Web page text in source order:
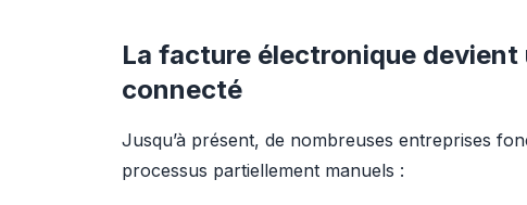
La facture électronique
connecté
Jusqu’à présent, de nombreuses entreprises
processus partiellement manuels :